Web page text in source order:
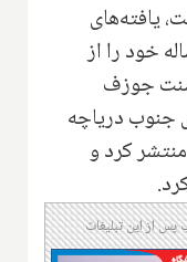
یافته‌های
خود را از
جوزف
۱۵ کیلومتری جنوب دریاچه
کرد و
از این تبلیغات